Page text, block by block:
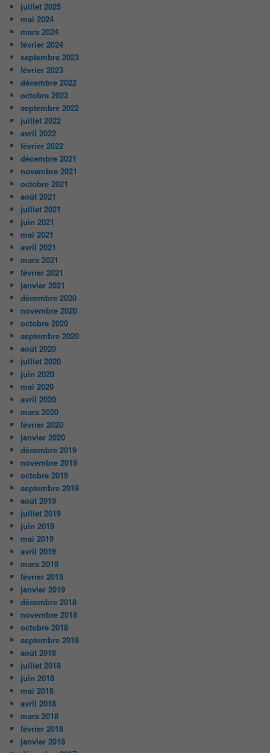
juillet 2025
mai 2024
mars 2024
février 2024
septembre 2023
février 2023
décembre 2022
octobre 2022
septembre 2022
juillet 2022
avril 2022
février 2022
décembre 2021
novembre 2021
octobre 2021
août 2021
juillet 2021
juin 2021
mai 2021
avril 2021
mars 2021
février 2021
janvier 2021
décembre 2020
novembre 2020
octobre 2020
septembre 2020
août 2020
juillet 2020
juin 2020
mai 2020
avril 2020
mars 2020
février 2020
janvier 2020
décembre 2019
novembre 2019
octobre 2019
septembre 2019
août 2019
juillet 2019
juin 2019
mai 2019
avril 2019
mars 2019
février 2019
janvier 2019
décembre 2018
novembre 2018
octobre 2018
septembre 2018
août 2018
juillet 2018
juin 2018
mai 2018
avril 2018
mars 2018
février 2018
janvier 2018